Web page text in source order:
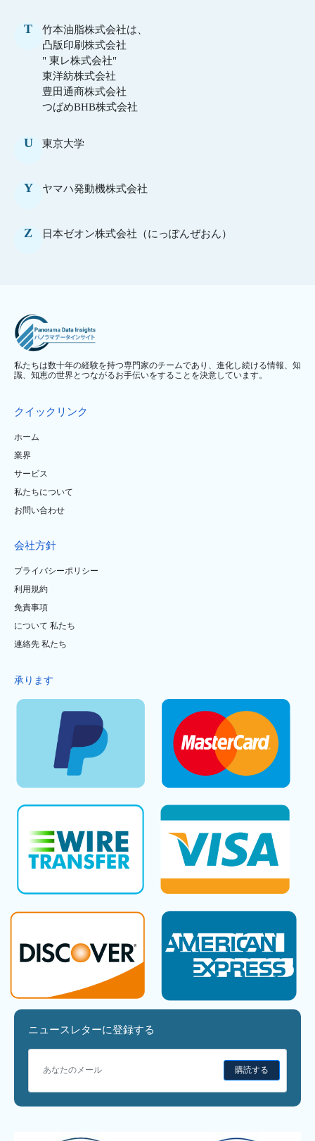
T
竹本油脂株式会社は、
凸版印刷株式会社
" 東レ株式会社"
東洋紡株式会社
豊田通商株式会社
つばめBHB株式会社
U 東京大学
Y ヤマハ発動機株式会社
Z 日本ゼオン株式会社（にっぽんぜおん）
私たちは数十年の経験を持つ専門家のチームであり、進化し続ける情報、知
識、知恵の世界とつながるお手伝いをすることを決意しています。
クイックリンク
ホーム
業界
サービス
私たちについて
お問い合わせ
会社方針
プライバシーポリシー
利用規約
免責事項
について 私たち
連絡先 私たち
承ります
ニュースレターに登録する
購読する